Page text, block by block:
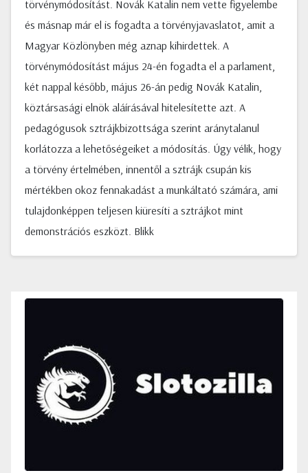
törvénymódosítást. Novák Katalin nem vette figyelembe
és másnap már el is fogadta a törvényjavaslatot, amit a
Magyar Közlönyben még aznap kihirdettek. A
törvénymódosítást május 24-én fogadta el a parlament,
két nappal később, május 26-án pedig Novák Katalin,
köztársasági elnök aláírásával hitelesítette azt. A
pedagógusok sztrájkbizottsága szerint aránytalanul
korlátozza a lehetőségeiket a módosítás. Úgy vélik, hogy
a törvény értelmében, innentől a sztrájk csupán kis
mértékben okoz fennakadást a munkáltató számára, ami
tulajdonképpen teljesen kiüresíti a sztrájkot mint
demonstrációs eszközt. Blikk